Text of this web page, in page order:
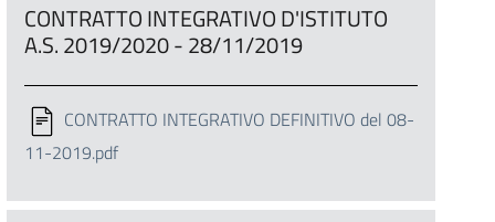
CONTRATTO INTEGRATIVO D'ISTITUTO
A.S. 2019/2020 - 28/11/2019
CONTRATTO INTEGRATIVO DEFINITIVO del 08-
11-2019.pdf